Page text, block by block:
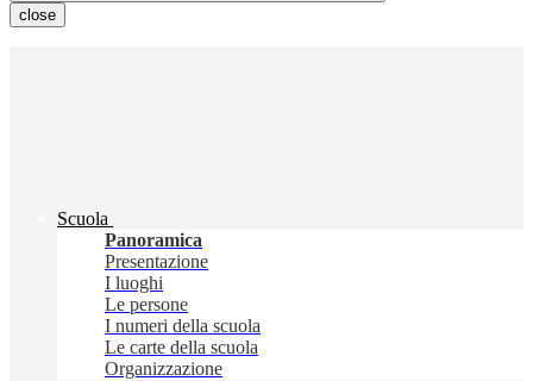
close
Scuola
Panoramica
Presentazione
I luoghi
Le persone
I numeri della scuola
Le carte della scuola
Organizzazione